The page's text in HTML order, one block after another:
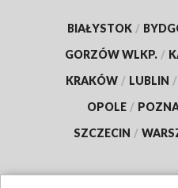
BIAŁYSTOK /
GORZÓW WLKP. /
KRAKÓW / LUBLIN /
OPOLE /
SZCZECIN /